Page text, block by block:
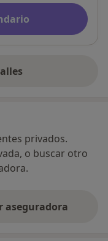
dirección
privados.
o buscar otro
aseguradora